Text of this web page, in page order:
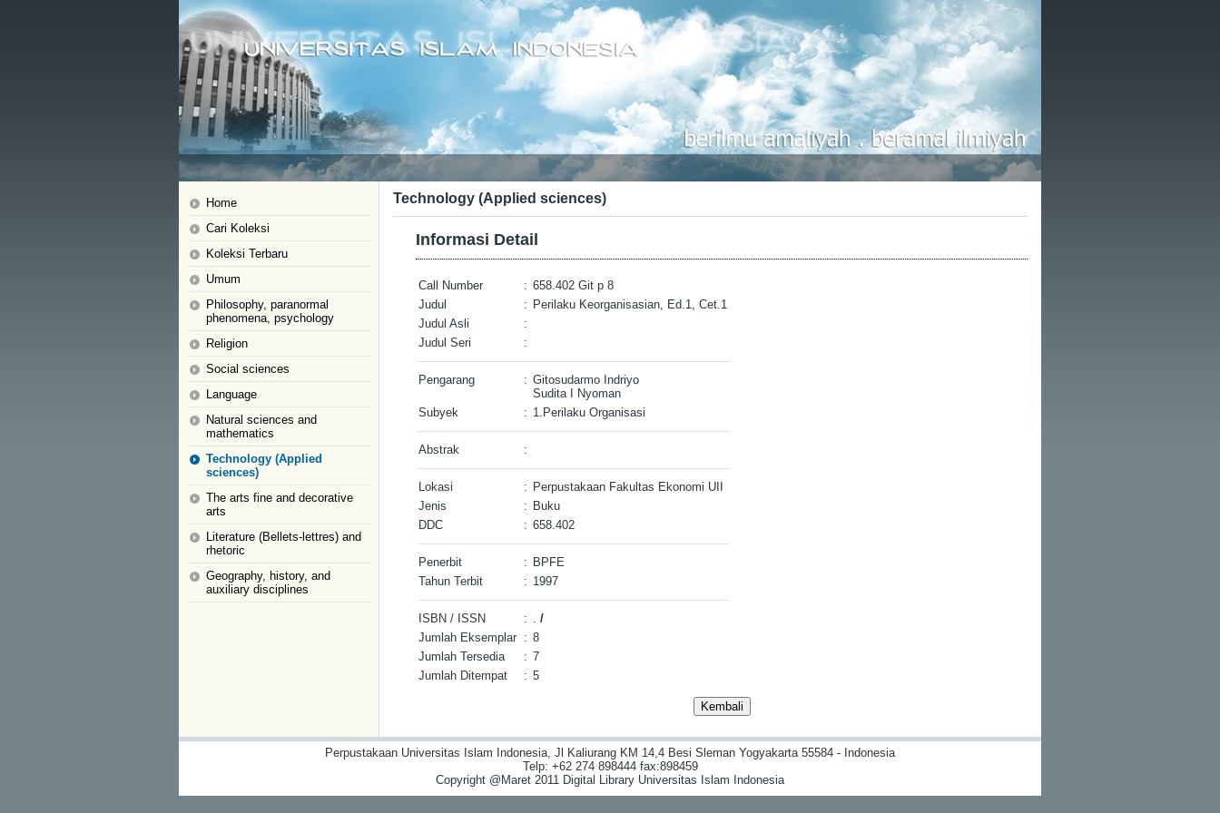
Home
Cari Koleksi
Koleksi Terbaru
Umum
Philosophy, paranormal
phenomena, psychology
Religion
Social sciences
Language
Natural sciences and
mathematics
Technology (Applied
sciences)
The arts fine and decorative
arts
Literature (Bellets-lettres) and
rhetoric
Geography, history, and
auxiliary disciplines
Technology (Applied sciences)
Informasi Detail
Call Number : 658.402 Git p 8
Judul
: Perilaku Keorganisasian, Ed.1, Cet.1
Judul Asli
:
Judul Seri
:
Pengarang : Gitosudarmo Indriyo
Sudita I Nyoman
Subyek
: 1.Perilaku Organisasi
Abstrak :
Lokasi : Perpustakaan Fakultas Ekonomi UII
Jenis
: Buku
DDC
: 658.402
Penerbit : BPFE
Tahun Terbit
: 1997
ISBN / ISSN : . /
Jumlah Eksemplar : 8
Jumlah Tersedia
: 7
Jumlah Ditempat
: 5
Perpustakaan Universitas Islam Indonesia, Jl Kaliurang KM 14,4 Besi Sleman Yogyakarta 55584 - Indonesia
Telp: +62 274 898444 fax:898459
Copyright @Maret 2011 Digital Library Universitas Islam Indonesia